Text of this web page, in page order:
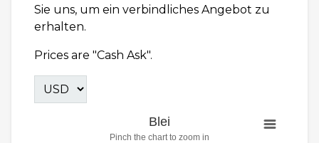
Sie uns, um ein verbindliches Angebot zu
erhalten.
Prices are "Cash Ask".
Blei
Pinch the chart to zoom in